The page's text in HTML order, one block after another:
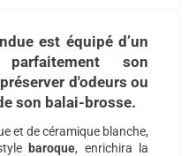
est équipé d’un
son
d'odeurs ou
son balai-brosse.
et de céramique blanche,
baroque, enrichira la